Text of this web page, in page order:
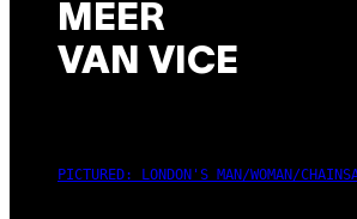
MEER
VAN VICE
PICTURED: LONDON'S MAN/WOMAN/